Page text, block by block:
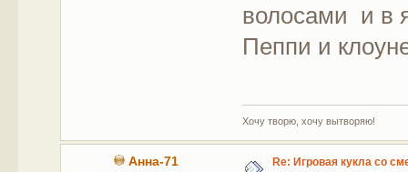
волосами и в
Пеппи и
Хочу творю, хочу вытворяю!
Анна-71 Re: Игровая кукла со